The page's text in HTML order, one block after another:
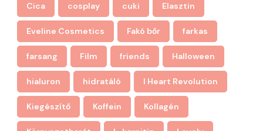
Cica cosplay cuki Elasztin
Eveline Cosmetics Fakó bőr farkas
farsang Film friends Halloween
hialuron hidratáló I Heart Revolution
Kiegészítő Koffein Kollagén